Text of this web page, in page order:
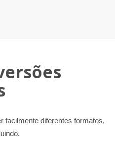
facilmente diferentes formatos,